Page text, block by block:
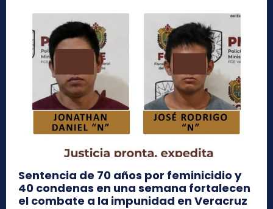
Sentencia de 70 años por feminicidio y
40 condenas en una semana fortalecen
el combate a la impunidad en Veracruz